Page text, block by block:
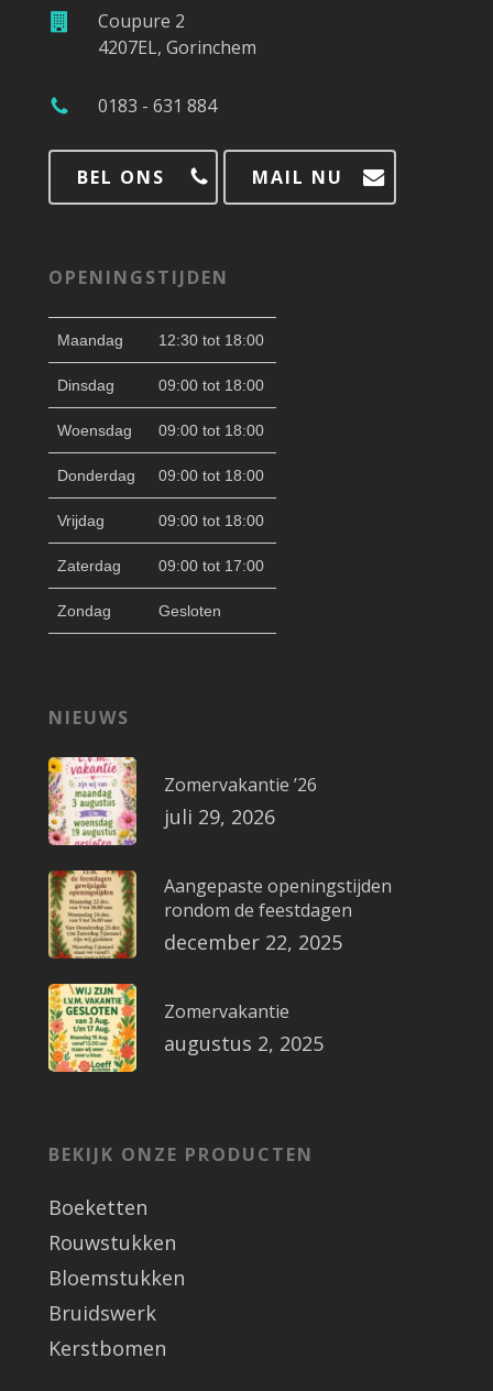
Coupure 2
4207EL, Gorinchem
0183 - 631 884
BEL ONS MAIL NU
OPENINGSTIJDEN
Maandag 12:30 tot 18:00
Dinsdag 09:00 tot 18:00
Woensdag 09:00 tot 18:00
Donderdag 09:00 tot 18:00
Vrijdag 09:00 tot 18:00
Zaterdag 09:00 tot 17:00
Zondag Gesloten
NIEUWS
Zomervakantie ’26
juli 29, 2026
Aangepaste openingstijden
rondom de feestdagen
december 22, 2025
Zomervakantie
augustus 2, 2025
BEKIJK ONZE PRODUCTEN
Boeketten
Rouwstukken
Bloemstukken
Bruidswerk
Kerstbomen